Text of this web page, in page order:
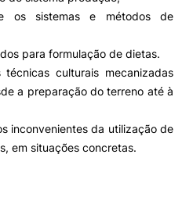
os sistemas e métodos de
para formulação de dietas.
culturais mecanizadas
a preparação do terreno até à
inconvenientes da utilização de
em situações concretas.